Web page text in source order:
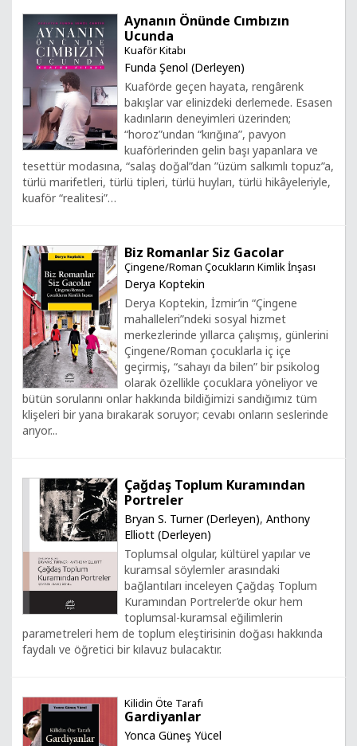
Aynanın Önünde Cımbızın
Ucunda
Kuaför Kitabı
Funda Şenol (Derleyen)
Kuaförde geçen hayata, rengârenk
bakışlar var elinizdeki derlemede. Esasen
kadınların deneyimleri üzerinden;
“horoz”undan “kırığına”, pavyon
kuaförlerinden gelin başı yapanlara ve
tesettür modasına, “salaş doğal”dan ”üzüm salkımlı topuz”a,
türlü marifetleri, türlü tipleri, türlü huyları, türlü hikâyeleriyle,
kuaför “realitesi”…
Biz Romanlar Siz Gacolar
Çingene/Roman Çocukların Kimlik İnşası
Derya Koptekin
Derya Koptekin, İzmir’in “Çingene
mahalleleri”ndeki sosyal hizmet
merkezlerinde yıllarca çalışmış, günlerini
Çingene/Roman çocuklarla iç içe
geçirmiş, “sahayı da bilen” bir psikolog
olarak özellikle çocuklara yöneliyor ve
bütün sorularını onlar hakkında bildiğimizi sandığımız tüm
klişeleri bir yana bırakarak soruyor; cevabı onların seslerinde
arıyor...
Çağdaş Toplum Kuramından
Portreler
Bryan S. Turner (Derleyen), Anthony
Elliott (Derleyen)
Toplumsal olgular, kültürel yapılar ve
kuramsal söylemler arasındaki
bağlantıları inceleyen Çağdaş Toplum
Kuramından Portreler’de okur hem
toplumsal-kuramsal eğilimlerin
parametreleri hem de toplum eleştirisinin doğası hakkında
faydalı ve öğretici bir kılavuz bulacaktır.
Kilidin Öte Tarafı
Gardiyanlar
Yonca Güneş Yücel